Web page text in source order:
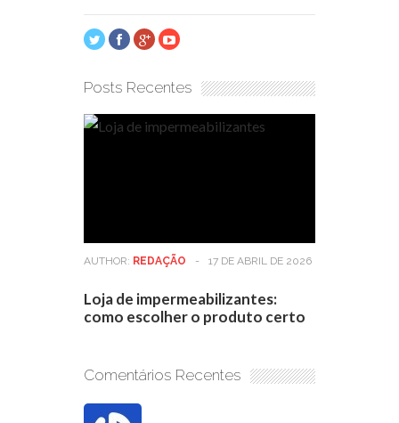
Posts Recentes
AUTHOR: REDAÇÃO - 17 DE ABRIL DE 2026
Loja de impermeabilizantes:
como escolher o produto certo
Comentários Recentes